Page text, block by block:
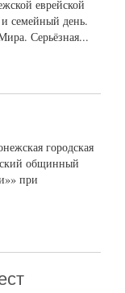
еврейской
семейный день.
Серьёзная...
городская
общинный
при